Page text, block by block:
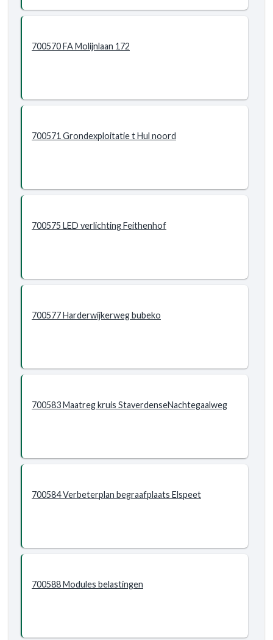
700570 FA Molijnlaan 172
700571 Grondexploitatie t Hul noord
700575 LED verlichting Feithenhof
700577 Harderwijkerweg bubeko
700583 Maatreg kruis StaverdenseNachtegaalweg
700584 Verbeterplan begraafplaats Elspeet
700588 Modules belastingen